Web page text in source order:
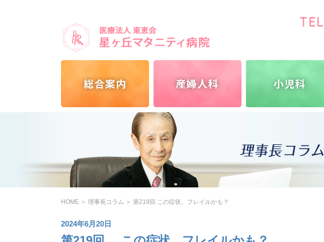
総合案内 産婦人科 小児科
HOME ＞ 理事長コラム ＞ 第219回 この症状、フレイルかも？
2024年6月20日